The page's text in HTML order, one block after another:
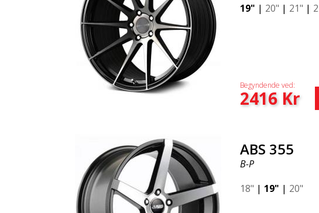
19" | 20" | 21" |
Begyndende ved:
2416Kr
ABS 355
B-P
18" | 19" | 20"